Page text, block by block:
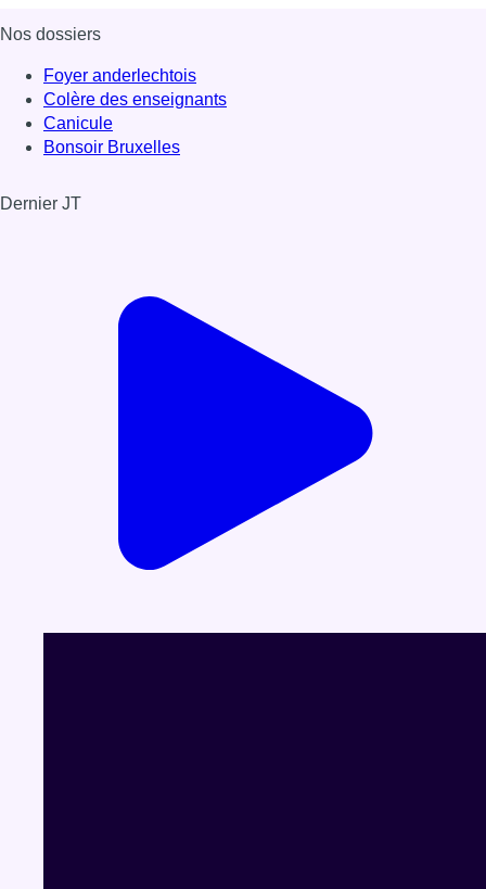
Nos dossiers
Foyer anderlechtois
Colère des enseignants
Canicule
Bonsoir Bruxelles
Dernier JT